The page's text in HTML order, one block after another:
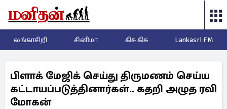
லங்காசிறி சினிமா கிசு கிசு Lankasri FM
பிளாக் மேஜிக் செய்து திருமணம் செய்ய
கட்டாயப்படுத்தினார்கள்.. கதறி அழுத ரவி
மோகன்